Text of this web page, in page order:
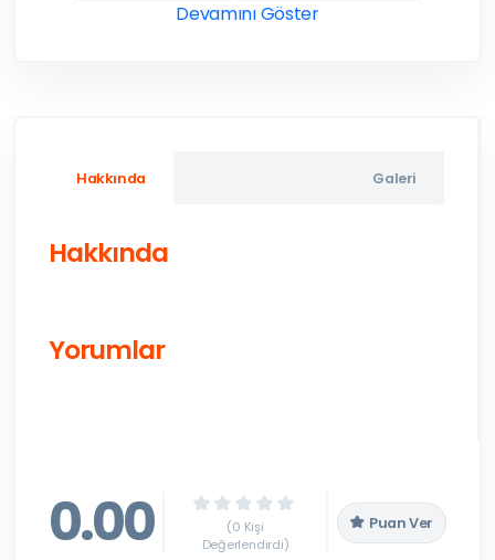
Devamını Göster
Hakkında Galeri
Hakkında
Yorumlar
0.00
(0 Kişi
Değerlendirdi)
Puan Ver